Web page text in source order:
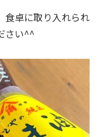
食卓に取り入れられ
さい^^